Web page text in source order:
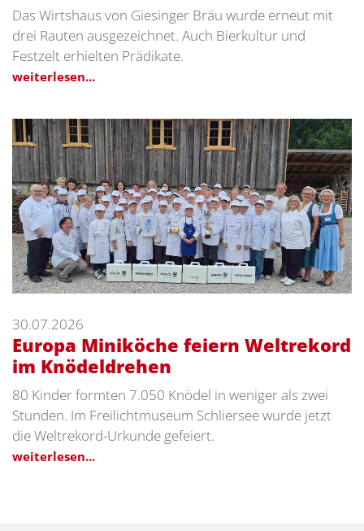
Das Wirtshaus von Giesinger Bräu wurde erneut mit
drei Rauten ausgezeichnet. Auch Bierkultur und
Festzelt erhielten Prädikate.
weiterlesen...
30.07.2026
Europa Miniköche feiern Weltrekord
im Knödeldrehen
80 Kinder formten 7.050 Knödel in weniger als zwei
Stunden. Im Freilichtmuseum Schliersee wurde jetzt
die Weltrekord-Urkunde gefeiert.
weiterlesen...